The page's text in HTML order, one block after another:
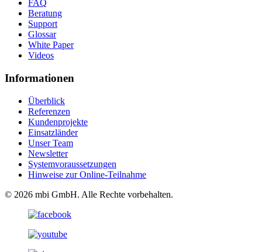
FAQ
Beratung
Support
Glossar
White Paper
Videos
Informationen
Überblick
Referenzen
Kundenprojekte
Einsatzländer
Unser Team
Newsletter
Systemvoraussetzungen
Hinweise zur Online-Teilnahme
© 2026 mbi GmbH. Alle Rechte vorbehalten.